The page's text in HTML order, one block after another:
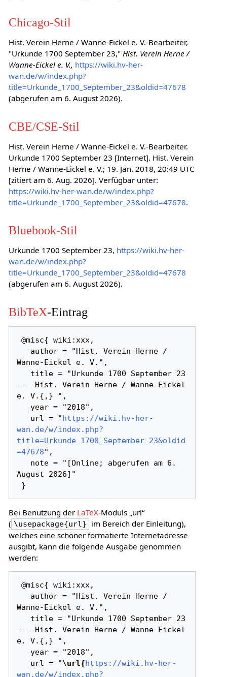
Chicago-Stil
Hist. Verein Herne / Wanne-Eickel e. V.-Bearbeiter,
"Urkunde 1700 September 23," Hist. Verein Herne /
Wanne-Eickel e. V., https://wiki.hv-her-
wan.de/w/index.php?
title=Urkunde_1700_September_23&oldid=47678
(abgerufen am 6. August 2026).
CBE/CSE-Stil
Hist. Verein Herne / Wanne-Eickel e. V.-Bearbeiter.
Urkunde 1700 September 23 [Internet]. Hist. Verein
Herne / Wanne-Eickel e. V.; 19. Jan. 2018, 20:49 UTC
[zitiert am 6. Aug. 2026]. Verfügbar unter:
https://wiki.hv-her-wan.de/w/index.php?
title=Urkunde_1700_September_23&oldid=47678.
Bluebook-Stil
Urkunde 1700 September 23, https://wiki.hv-her-
wan.de/w/index.php?
title=Urkunde_1700_September_23&oldid=47678
(abgerufen am 6. August 2026).
BibTeX-Eintrag
@misc{ wiki:xxx,
Wanne-Eickel e. V.",
--- Hist. Verein Herne / Wanne-Eickel
e. V.{,} ",
   url = "
https://wiki.hv-her-
wan.de/w/index.php?
title=Urkunde_1700_September_23&oldid
=47678",
August 2026]"
Bei Benutzung der LaTeX-Moduls „url“
( \usepackage{url}
im Bereich der Einleitung),
welches eine schöner formatierte Internetadresse
ausgibt, kann die folgende Ausgabe genommen
werden:
@misc{ wiki:xxx,
Wanne-Eickel e. V.",
--- Hist. Verein Herne / Wanne-Eickel
e. V.{,} ",
   url = "
\url{https://wiki.hv-her-
wan.de/w/index.php?